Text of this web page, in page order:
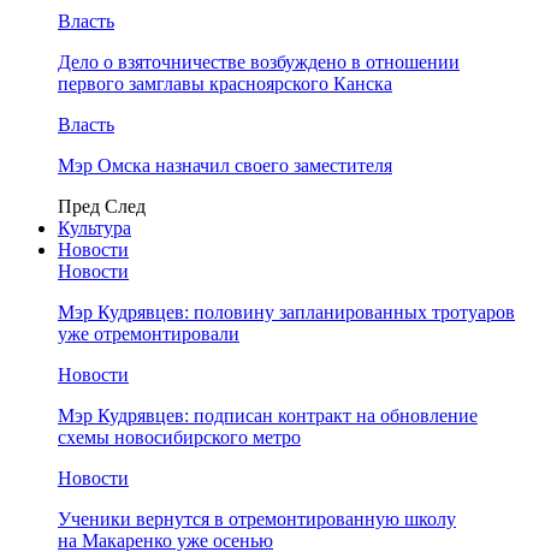
Власть
Дело о взяточничестве возбуждено в отношении
первого замглавы красноярского Канска
Власть
Мэр Омска назначил своего заместителя
Пред След
Культура
Новости
Новости
Мэр Кудрявцев: половину запланированных тротуаров
уже отремонтировали
Новости
Мэр Кудрявцев: подписан контракт на обновление
схемы новосибирского метро
Новости
Ученики вернутся в отремонтированную школу
на Макаренко уже осенью